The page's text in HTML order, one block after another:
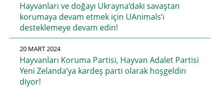
Hayvanları ve doğayı Ukrayna’daki savaştan
korumaya devam etmek için UAnimals’ı
desteklemeye devam edin!
20 MART 2024
Hayvanları Koruma Partisi, Hayvan Adalet Partisi
Yeni Zelanda’ya kardeş parti olarak hoşgeldin
diyor!